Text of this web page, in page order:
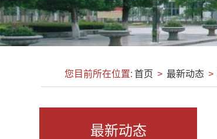
您目前所在位置: 首页 > 最新动态 >
最新动态